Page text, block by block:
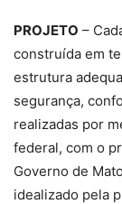
PROJETO –
construída em
estrutura
segurança,
realizadas por
federal, com o
Governo de
idealizado pela